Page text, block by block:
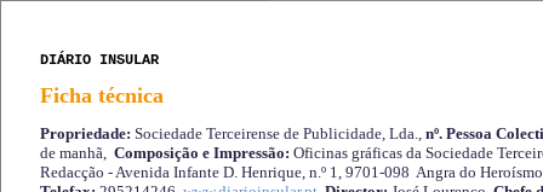
DIÁRIO INSULAR
Ficha técnica
Propriedade: Sociedade Terceirense de Publicidade, Lda., nº. Pessoa
de manhã, Composição e Impressão: Oficinas gráficas da Sociedade
Redacção - Avenida Infante D. Henrique, n.º 1, 9701-098 Angra do